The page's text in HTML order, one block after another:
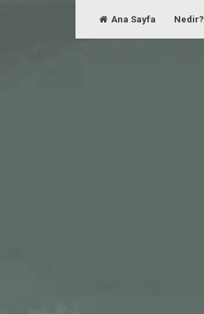
Ana Sayfa Nedir?